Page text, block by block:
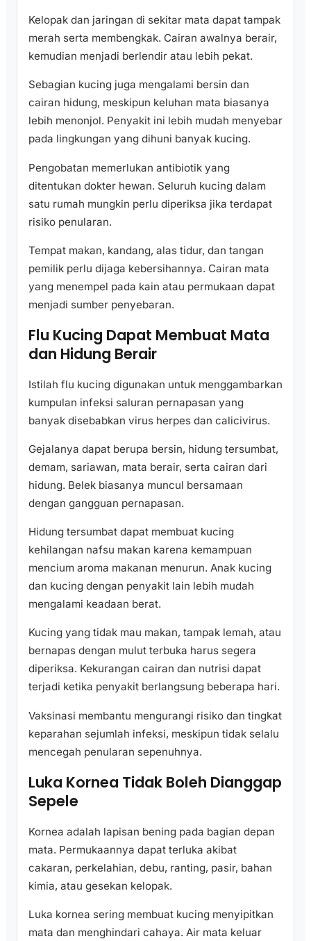
Kelopak dan jaringan di sekitar mata dapat tampak
merah serta membengkak. Cairan awalnya berair,
kemudian menjadi berlendir atau lebih pekat.
Sebagian kucing juga mengalami bersin dan
cairan hidung, meskipun keluhan mata biasanya
lebih menonjol. Penyakit ini lebih mudah menyebar
pada lingkungan yang dihuni banyak kucing.
Pengobatan memerlukan antibiotik yang
ditentukan dokter hewan. Seluruh kucing dalam
satu rumah mungkin perlu diperiksa jika terdapat
risiko penularan.
Tempat makan, kandang, alas tidur, dan tangan
pemilik perlu dijaga kebersihannya. Cairan mata
yang menempel pada kain atau permukaan dapat
menjadi sumber penyebaran.
Flu Kucing Dapat Membuat Mata
dan Hidung Berair
Istilah flu kucing digunakan untuk menggambarkan
kumpulan infeksi saluran pernapasan yang
banyak disebabkan virus herpes dan calicivirus.
Gejalanya dapat berupa bersin, hidung tersumbat,
demam, sariawan, mata berair, serta cairan dari
hidung. Belek biasanya muncul bersamaan
dengan gangguan pernapasan.
Hidung tersumbat dapat membuat kucing
kehilangan nafsu makan karena kemampuan
mencium aroma makanan menurun. Anak kucing
dan kucing dengan penyakit lain lebih mudah
mengalami keadaan berat.
Kucing yang tidak mau makan, tampak lemah, atau
bernapas dengan mulut terbuka harus segera
diperiksa. Kekurangan cairan dan nutrisi dapat
terjadi ketika penyakit berlangsung beberapa hari.
Vaksinasi membantu mengurangi risiko dan tingkat
keparahan sejumlah infeksi, meskipun tidak selalu
mencegah penularan sepenuhnya.
Luka Kornea Tidak Boleh Dianggap
Sepele
Kornea adalah lapisan bening pada bagian depan
mata. Permukaannya dapat terluka akibat
cakaran, perkelahian, debu, ranting, pasir, bahan
kimia, atau gesekan kelopak.
Luka kornea sering membuat kucing menyipitkan
mata dan menghindari cahaya. Air mata keluar